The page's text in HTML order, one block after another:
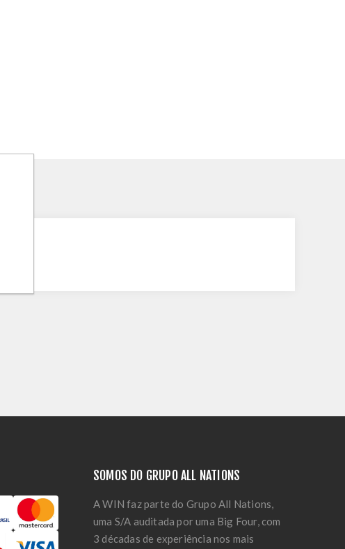
SOMOS DO GRUPO ALL NATIONS
A WIN faz parte do Grupo All Nations,
uma S/A auditada por uma Big Four, com
3 décadas de experiência nos mais